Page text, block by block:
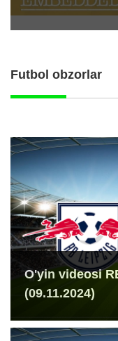
Futbol obzorlar
O'yin videosi
(09.11.2024)